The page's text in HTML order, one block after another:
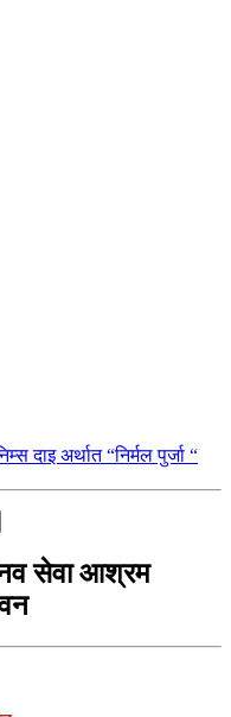
दाइ अर्थात “निर्मल पुर्जा “
सेवा आश्रम